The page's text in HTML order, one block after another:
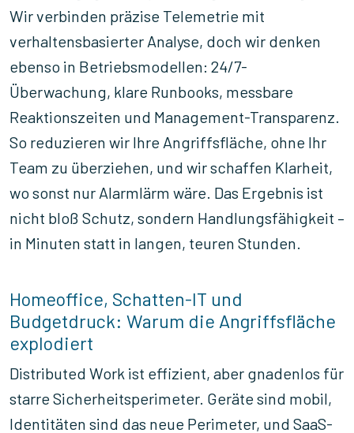
Wir verbinden präzise Telemetrie mit
verhaltensbasierter Analyse, doch wir denken
ebenso in Betriebsmodellen: 24/7-
Überwachung, klare Runbooks, messbare
Reaktionszeiten und Management-Transparenz.
So reduzieren wir Ihre Angriffsfläche, ohne Ihr
Team zu überziehen, und wir schaffen Klarheit,
wo sonst nur Alarmlärm wäre. Das Ergebnis ist
nicht bloß Schutz, sondern Handlungsfähigkeit –
in Minuten statt in langen, teuren Stunden.
Homeoffice, Schatten-IT und
Budgetdruck: Warum die Angriffsfläche
explodiert
Distributed Work ist effizient, aber gnadenlos für
starre Sicherheitsperimeter. Geräte sind mobil,
Identitäten sind das neue Perimeter, und SaaS-